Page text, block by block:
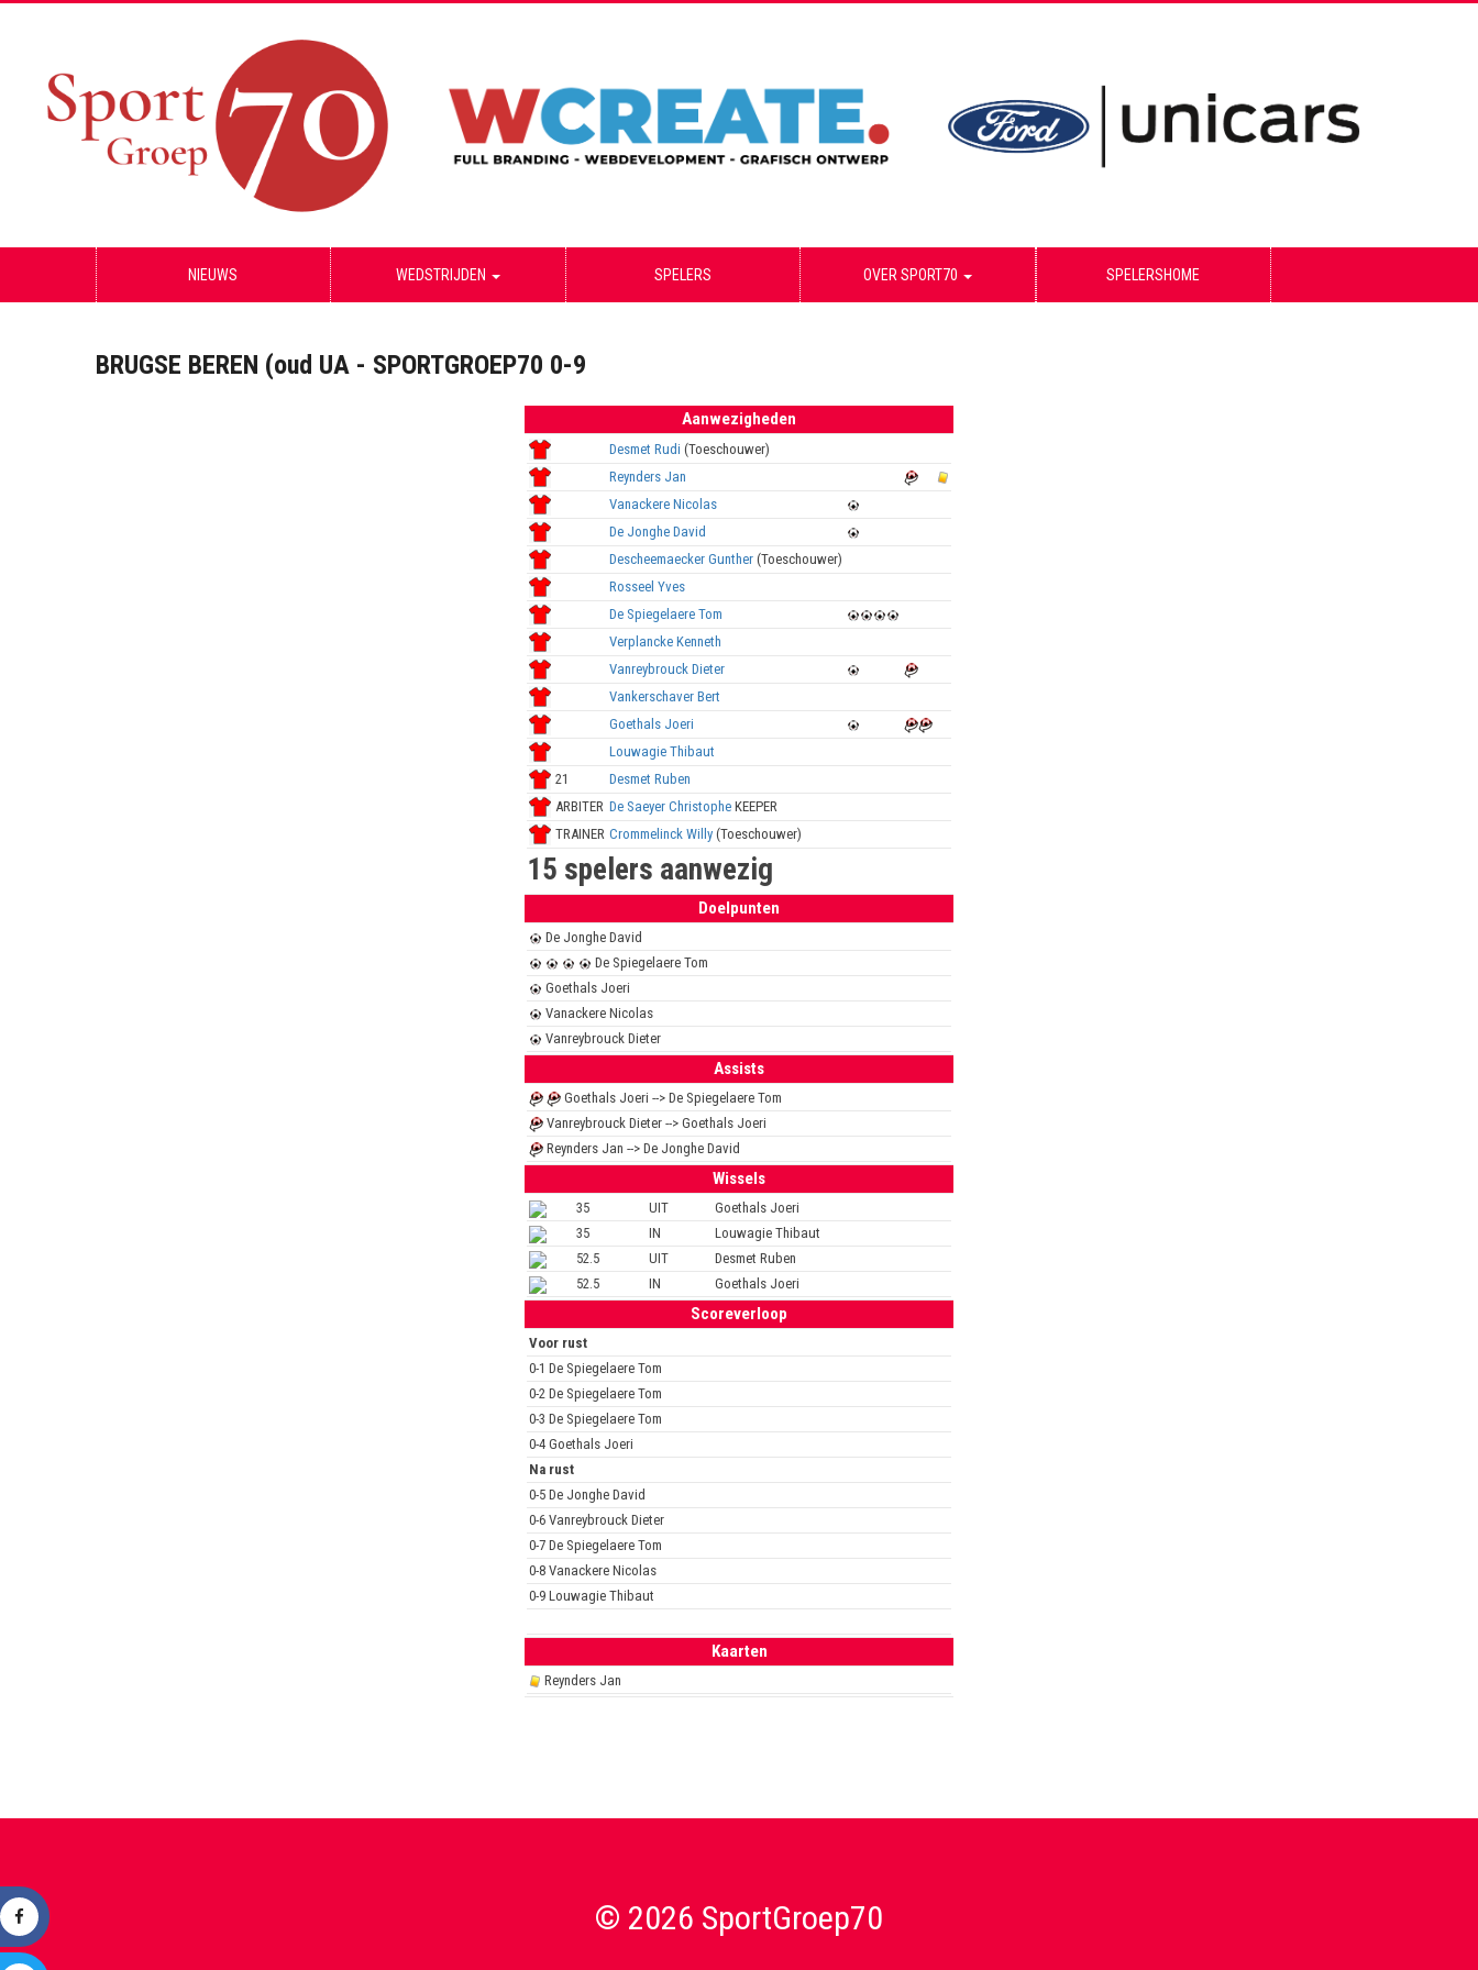
NIEUWS WEDSTRIJDEN SPELERS OVER SPORT70 SPELERSHOME
BRUGSE BEREN (oud UA - SPORTGROEP70 0-9
Aanwezigheden
Desmet Rudi (Toeschouwer)
Reynders Jan
Vanackere Nicolas
De Jonghe David
Descheemaecker Gunther (Toeschouwer)
Rosseel Yves
De Spiegelaere Tom
Verplancke Kenneth
Vanreybrouck Dieter
Vankerschaver Bert
Goethals Joeri
Louwagie Thibaut
21
Desmet Ruben
ARBITER De Saeyer Christophe KEEPER
TRAINER Crommelinck Willy (Toeschouwer)
15 spelers aanwezig
Doelpunten
De Jonghe David
De Spiegelaere Tom
Goethals Joeri
Vanackere Nicolas
Vanreybrouck Dieter
Assists
Goethals Joeri --> De Spiegelaere Tom
Vanreybrouck Dieter --> Goethals Joeri
Reynders Jan --> De Jonghe David
Wissels
35 UIT
Goethals Joeri
35
IN
Louwagie Thibaut
52.5
UIT
Desmet Ruben
52.5
IN Goethals Joeri
Scoreverloop
Voor rust
0-1 De Spiegelaere Tom
0-2 De Spiegelaere Tom
0-3 De Spiegelaere Tom
0-4 Goethals Joeri
Na rust
0-5 De Jonghe David
0-6 Vanreybrouck Dieter
0-7 De Spiegelaere Tom
0-8 Vanackere Nicolas
0-9 Louwagie Thibaut
Kaarten
Reynders Jan
© 2026 SportGroep70